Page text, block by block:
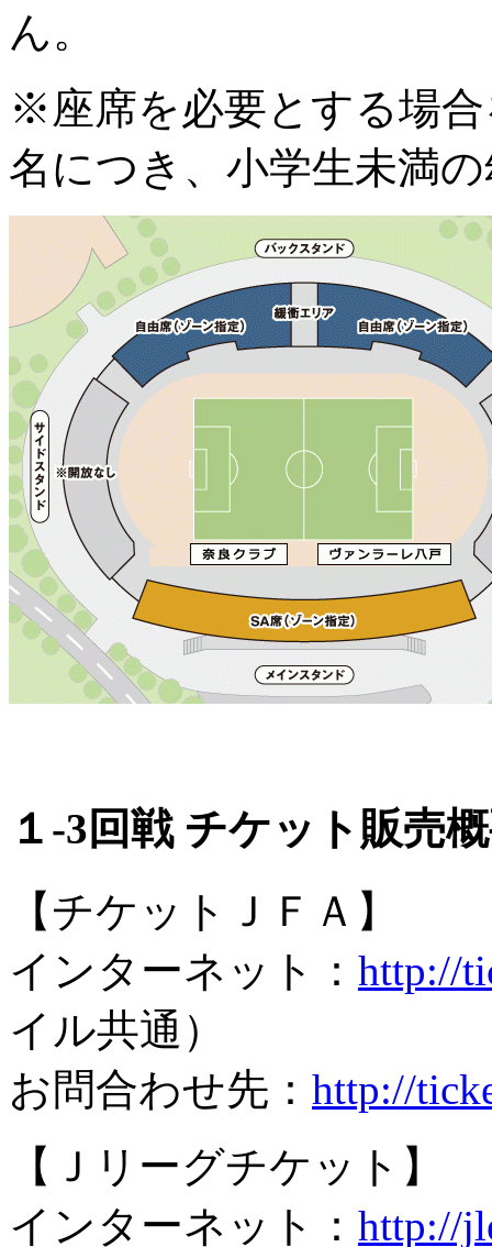
ん。
※座席を必要とする場
名につき、小学生未満
１-3回戦 チケット販売
【チケットＪＦＡ】
インターネット： http://
イル共通）
お問合わせ先： http://
【Ｊリーグチケット】
インターネット： http://